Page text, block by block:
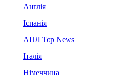
Англія
Іспанія
АПЛ Top News
Італія
Німеччина